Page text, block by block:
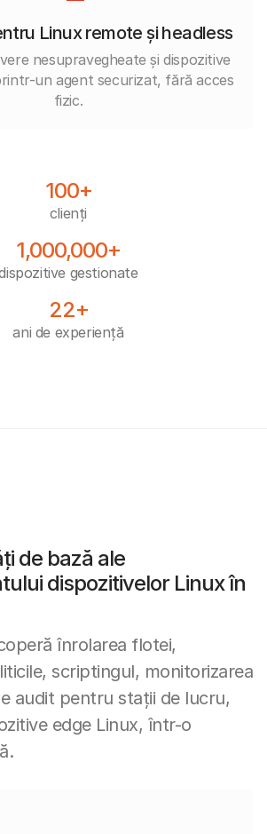
Linux remote și headless
nesupravegheate și dispozitive
un agent securizat, fără acces
fizic.
100+
clienți
1,000,000+
gestionate
22+
ani de experiență
de bază ale
dispozitivelor Linux în
înrolarea flotei,
scriptingul, monitorizarea
audit pentru stații de lucru,
edge Linux, într-o